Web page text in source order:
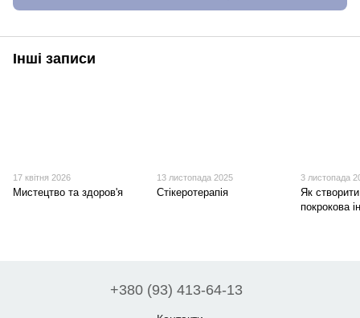
Інші записи
17 квітня 2026
Мистецтво та здоров'я
13 листопада 2025
Стікеротерапія
3 листопада
Як
покрокова
+380 (93) 413-64-13